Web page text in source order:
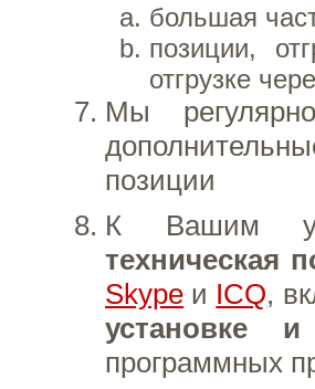
большая
позиции,
отгрузке
Мы
позиции
К Вашим
техническая
Skype и ICQ,
установке и
программных